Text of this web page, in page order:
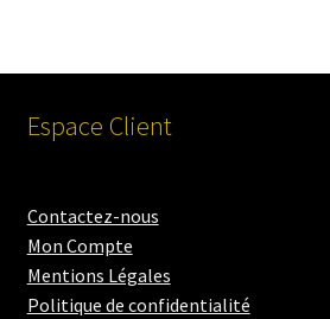
Espace Client
Contactez-nous
Mon Compte
Mentions Légales
Politique de confidentialité